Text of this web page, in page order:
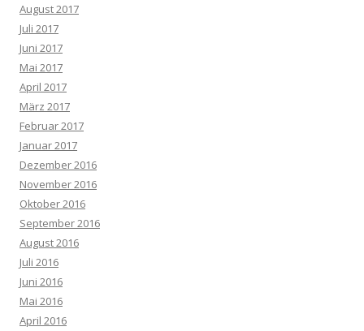
August 2017
Juli 2017
Juni 2017
Mai 2017
April 2017
März 2017
Februar 2017
Januar 2017
Dezember 2016
November 2016
Oktober 2016
September 2016
August 2016
Juli 2016
Juni 2016
Mai 2016
April 2016